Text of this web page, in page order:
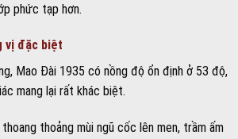
phức tạp hơn.
vị đặc biệt
Mao Đài 1935 có nồng độ ổn định ở 53 độ,
mang lại rất khác biệt.
thoảng mùi ngũ cốc lên men, trầm ấm